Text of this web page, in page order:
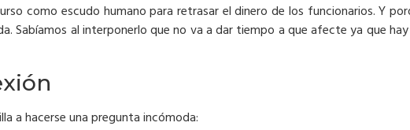
como escudo humano para retrasar el dinero de los funcionarios. Y
Sabíamos al interponerlo que no va a dar tiempo a que afecte ya que
a hacerse una pregunta incómoda: